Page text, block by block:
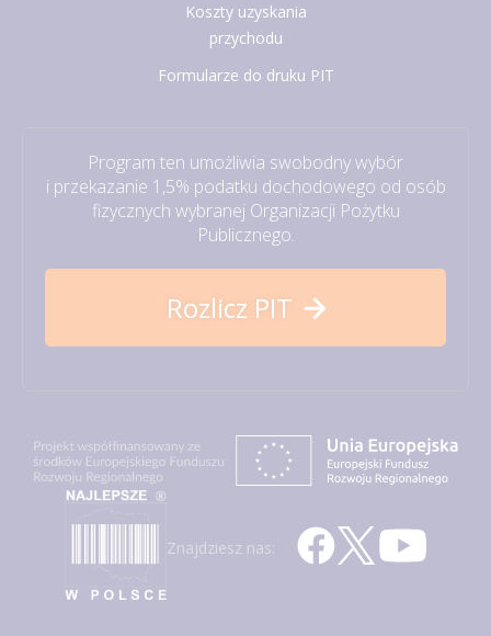
Koszty uzyskania
przychodu
Formularze do druku PIT
Program ten umożliwia swobodny wybór
i przekazanie 1,5% podatku dochodowego od osób
fizycznych wybranej Organizacji Pożytku
Publicznego.
Rozlicz PIT
Znajdziesz nas: